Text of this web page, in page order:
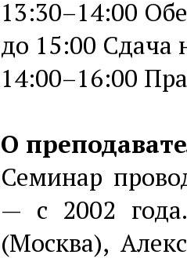
13:30–14:00
до 15:00 Сдача
14:00–16:00
О
Семинар
— с 2002
(Москва),